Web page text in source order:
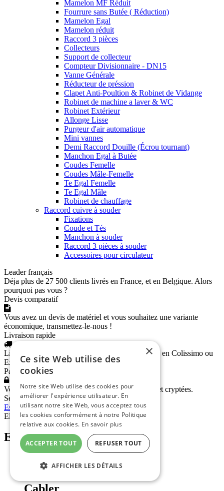
Mamelon MF Réduit
Fourrure sans Butée ( Réduction)
Mamelon Egal
Mamelon réduit
Raccord 3 pièces
Collecteurs
Support de collecteur
Compteur Divisionnaire - DN15
Vanne Générale
Réducteur de préssion
Clapet Anti-Poultion & Robinet de Vidange
Robinet de machine a laver & WC
Robinet Extérieur
Allonge Lisse
Purgeur d'air automatique
Mini vannes
Demi Raccord Douille (Écrou tournant)
Manchon Egal à Butée
Coudes Femelle
Coudes Mâle-Femelle
Te Egal Femelle
Te Egal Mâle
Robinet de chauffage
Raccord cuivre à souder
Fixations
Coude et Tés
Manchon à souder
Raccord 3 pièces à souder
Accessoires pour circulateur
Leader français
Déja plus de 27 500 clients livrés en France, et en Belgique. Alors
pourquoi pas vous ?
Devis comparatif
Vous avez un devis de matériel et vous souhaitez une variante
économique, transmettez-le-nous !
Livraison rapide
Livraison rapide partout en France et en Belgique en Colissimo ou
Exapaq.
Paiement sécurisé
Vos transactions et données bancaires sécurisées et cryptées.
Service Client
Espace Pro|FAQ| Paiement sécurisé|CGV
Electricitepro.com © 2026-Mentions légales
ElectricitéPro.com
Cabler
×
Ce site Web utilise des
cookies
Notre site Web utilise des cookies pour
améliorer l'expérience utilisateur. En
utilisant notre site Web, vous acceptez tous
les cookies conformément à notre Politique
relative aux cookies. En savoir plus
ACCEPTER TOUT REFUSER TOUT
AFFICHER LES DÉTAILS